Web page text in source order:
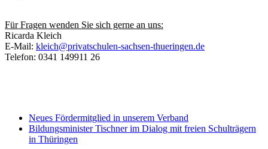
Für Fragen wenden Sie sich gerne an uns:
Ricarda Kleich
E-Mail: kleich@privatschulen-sachsen-thueringen.de
Telefon: 0341 149911 26
Neues Fördermitglied in unserem Verband
Bildungsminister Tischner im Dialog mit freien Schulträgern
in Thüringen